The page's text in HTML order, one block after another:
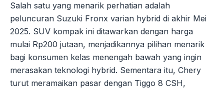
Salah satu yang menarik perhatian adalah
peluncuran Suzuki Fronx varian hybrid di akhir Mei
2025. SUV kompak ini ditawarkan dengan harga
mulai Rp200 jutaan, menjadikannya pilihan menarik
bagi konsumen kelas menengah bawah yang ingin
merasakan teknologi hybrid. Sementara itu, Chery
turut meramaikan pasar dengan Tiggo 8 CSH,